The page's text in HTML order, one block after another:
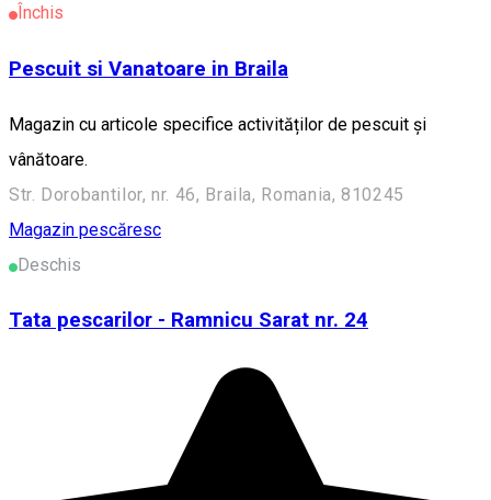
Închis
Pescuit si Vanatoare in Braila
Magazin cu articole specifice activităților de pescuit și
vânătoare.
Str. Dorobantilor, nr. 46, Braila, Romania, 810245
Magazin pescăresc
Deschis
Tata pescarilor - Ramnicu Sarat nr. 24